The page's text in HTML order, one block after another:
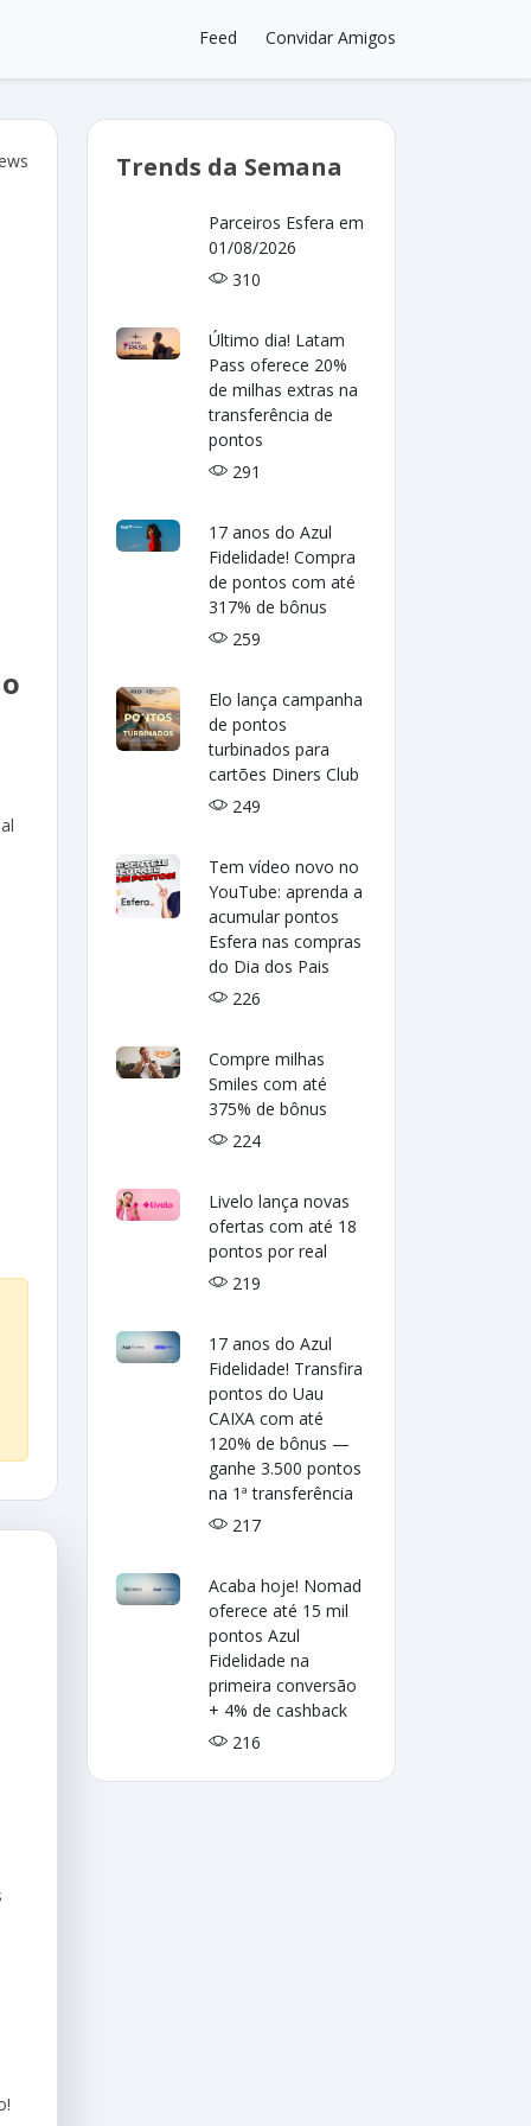
Feed Convidar Amigos
Trends da Semana
Parceiros Esfera em
01/08/2026
310
Último dia! Latam
Pass oferece 20%
de milhas extras na
transferência de
pontos
291
17 anos do Azul
Fidelidade! Compra
de pontos com até
317% de bônus
259
Elo lança campanha
de pontos
turbinados para
cartões Diners Club
249
Tem vídeo novo no
YouTube: aprenda a
acumular pontos
Esfera nas compras
do Dia dos Pais
226
Compre milhas
Smiles com até
375% de bônus
224
Livelo lança novas
ofertas com até 18
pontos por real
219
17 anos do Azul
Fidelidade! Transfira
pontos do Uau
CAIXA com até
120% de bônus —
ganhe 3.500 pontos
na 1ª transferência
217
Acaba hoje! Nomad
oferece até 15 mil
pontos Azul
Fidelidade na
primeira conversão
+ 4% de cashback
216